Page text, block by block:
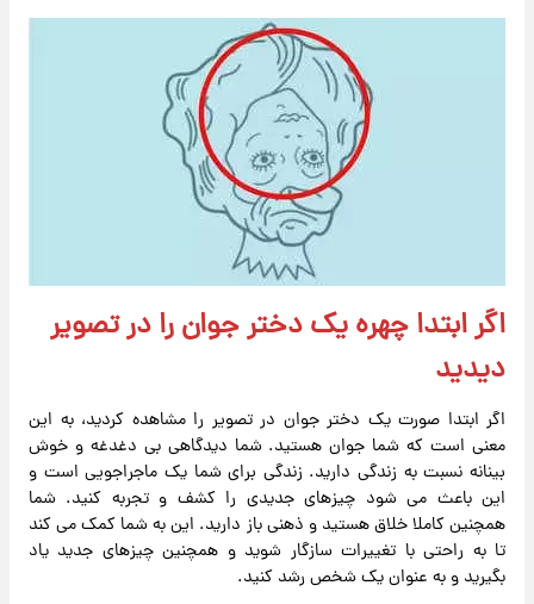
اگر ابتدا چهره یک دختر جوان را در تصویر
دیدید
اگر ابتدا صورت یک دختر جوان در تصویر را مشاهده کردید، به این
معنی است که شما جوان هستید. شما دیدگاهی بی دغدغه و خوش
بینانه نسبت به زندگی دارید. زندگی برای شما یک ماجراجویی است و
این باعث می شود چیزهای جدیدی را کشف و تجربه کنید. شما
همچنین کاملا خلاق هستید و ذهنی باز دارید. این به شما کمک می کند
تا به راحتی با تغییرات سازگار شوید و همچنین چیزهای جدید یاد
بگیرید و به عنوان یک شخص رشد کنید.